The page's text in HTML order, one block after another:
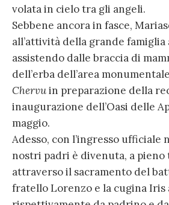
volata in cielo tra gli angeli.
Sebbene ancora in fasce,
all’attività della grande famiglia
assistendo dalle braccia di
dell’erba dell’area
Chervuin preparazione della
inaugurazione dell’Oasi delle
maggio.
Adesso, con l’ingresso ufficiale
nostri padri è divenuta, a
attraverso il sacramento del
fratello Lorenzo e la cugina Iris